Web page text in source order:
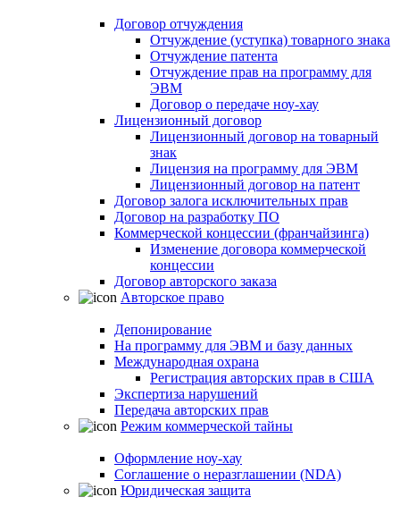
Договор отчуждения
Отчуждение (уступка) товарного знака
Отчуждение патента
Отчуждение прав на программу для
ЭВМ
Договор о передаче ноу-хау
Лицензионный договор
Лицензионный договор на товарный
знак
Лицензия на программу для ЭВМ
Лицензионный договор на патент
Договор залога исключительных прав
Договор на разработку ПО
Коммерческой концессии (франчайзинга)
Изменение договора коммерческой
концессии
Договор авторского заказа
Авторское право
Депонирование
На программу для ЭВМ и базу данных
Международная охрана
Регистрация авторских прав в США
Экспертиза нарушений
Передача авторских прав
Режим коммерческой тайны
Оформление ноу-хау
Соглашение о неразглашении (NDA)
Юридическая защита